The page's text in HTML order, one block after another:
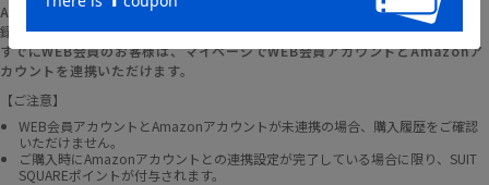
Amazonアカウントの登録情報を使用して、お支払いおよび新規WEB会員登
録が可能です。
すでにWEB会員のお客様は、マイページでWEB会員アカウントとAmazonア
カウントを連携いただけます。
【ご注意】
WEB会員アカウントとAmazonアカウントが未連携の場合、購入履歴をご確認
いただけません。
ご購入時にAmazonアカウントとの連携設定が完了している場合に限り、SUIT
SQUAREポイントが付与されます。